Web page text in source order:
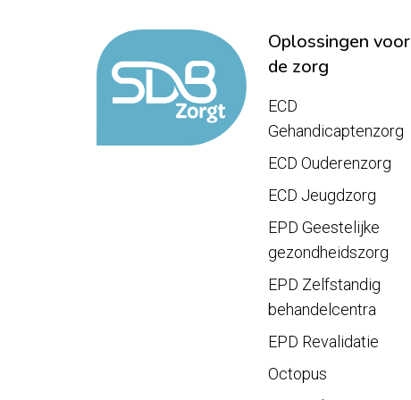
Oplossingen voor
de zorg
ECD
Gehandicaptenzorg
ECD Ouderenzorg
ECD Jeugdzorg
EPD Geestelijke
gezondheidszorg
EPD Zelfstandig
behandelcentra
EPD Revalidatie
Octopus